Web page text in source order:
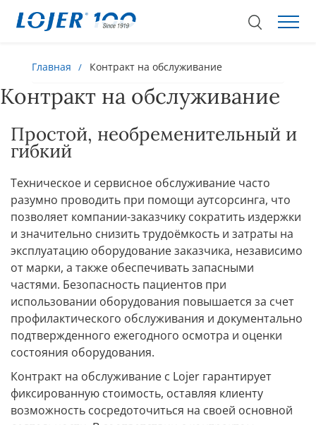
Главная Контракт на обслуживание
Контракт на обслуживание
Простой, необременительный и
гибкий
Техническое и сервисное обслуживание часто
разумно проводить при помощи аутсорсинга, что
позволяет компании-заказчику сократить издержки
и значительно снизить трудоёмкость и затраты на
эксплуатацию оборудование заказчика, независимо
от марки, а также обеспечивать запасными
частями. Безопасность пациентов при
использовании оборудования повышается за счет
профилактического обслуживания и документально
подтвержденного ежегодного осмотра и оценки
состояния оборудования.
Контракт на обслуживание с Lojer гарантирует
фиксированную стоимость, оставляя клиенту
возможность сосредоточиться на своей основной